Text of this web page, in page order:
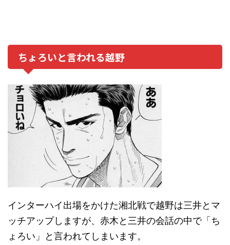
ちょろいと言われる越野
インターハイ出場をかけた湘北戦で越野は三井とマ
ッチアップしますが、赤木と三井の会話の中で「ち
ょろい」と言われてしまいます。